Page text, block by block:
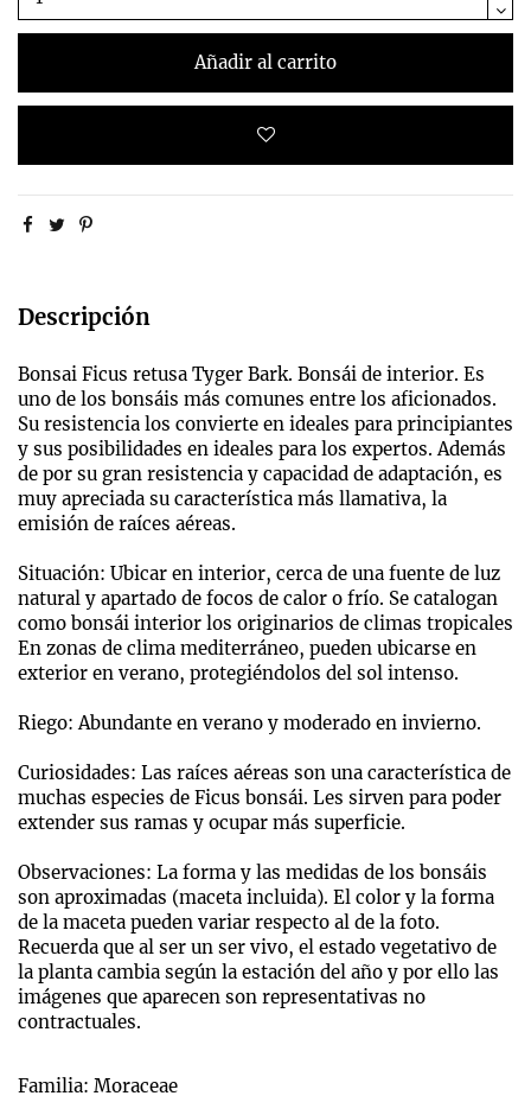
Añadir al carrito
Descripción
Bonsai Ficus retusa Tyger Bark. Bonsái de interior. Es
uno de los bonsáis más comunes entre los aficionados.
Su resistencia los convierte en ideales para principiantes
y sus posibilidades en ideales para los expertos. Además
de por su gran resistencia y capacidad de adaptación, es
muy apreciada su característica más llamativa, la
emisión de raíces aéreas.
Situación: Ubicar en interior, cerca de una fuente de luz
natural y apartado de focos de calor o frío. Se catalogan
como bonsái interior los originarios de climas tropicales
En zonas de clima mediterráneo, pueden ubicarse en
exterior en verano, protegiéndolos del sol intenso.
Riego: Abundante en verano y moderado en invierno.
Curiosidades: Las raíces aéreas son una característica de
muchas especies de Ficus bonsái. Les sirven para poder
extender sus ramas y ocupar más superficie.
Observaciones: La forma y las medidas de los bonsáis
son aproximadas (maceta incluida). El color y la forma
de la maceta pueden variar respecto al de la foto.
Recuerda que al ser un ser vivo, el estado vegetativo de
la planta cambia según la estación del año y por ello las
imágenes que aparecen son representativas no
contractuales.
Familia: Moraceae